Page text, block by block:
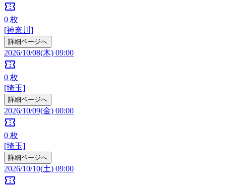
confirmation_number
0 枚
[神奈川]
詳細ページへ
2026/10/08(木) 09:00
confirmation_number
0 枚
[埼玉]
詳細ページへ
2026/10/09(金) 00:00
confirmation_number
0 枚
[埼玉]
詳細ページへ
2026/10/10(土) 09:00
confirmation_number